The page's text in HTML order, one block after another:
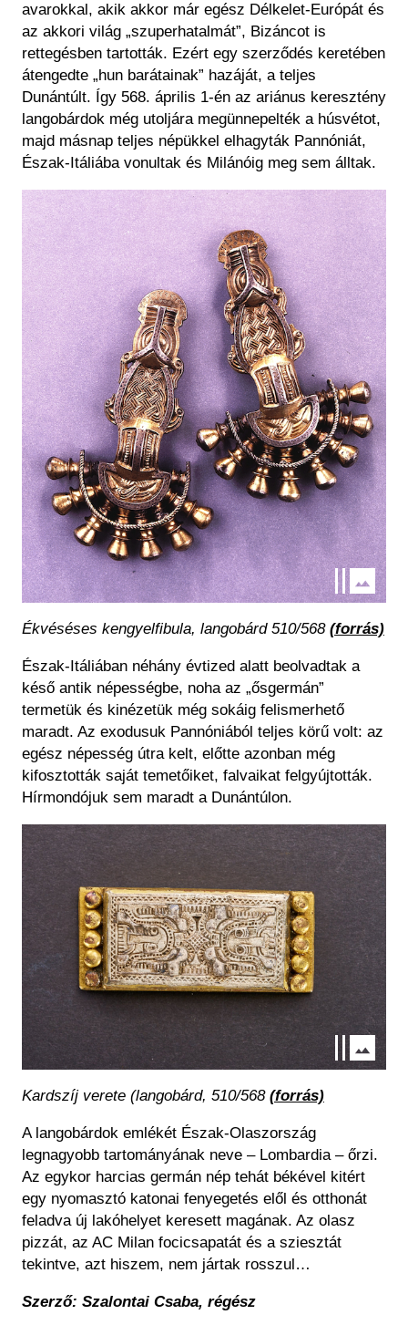
avarokkal, akik akkor már egész Délkelet-Európát és
az akkori világ „szuperhatalmát”, Bizáncot is
rettegésben tartották. Ezért egy szerződés keretében
átengedte „hun barátainak” hazáját, a teljes
Dunántúlt. Így 568. április 1-én az ariánus keresztény
langobárdok még utoljára megünnepelték a húsvétot,
majd másnap teljes népükkel elhagyták Pannóniát,
Észak-Itáliába vonultak és Milánóig meg sem álltak.
Kép
Ékvéséses kengyelfibula, langobárd 510/568 (forrás)
Észak-Itáliában néhány évtized alatt beolvadtak a
késő antik népességbe, noha az „ősgermán”
termetük és kinézetük még sokáig felismerhető
maradt. Az exodusuk Pannóniából teljes körű volt: az
egész népesség útra kelt, előtte azonban még
kifosztották saját temetőiket, falvaikat felgyújtották.
Hírmondójuk sem maradt a Dunántúlon.
Kép
Kardszíj verete (langobárd, 510/568 (forrás)
A langobárdok emlékét Észak-Olaszország
legnagyobb tartományának neve – Lombardia – őrzi.
Az egykor harcias germán nép tehát békével kitért
egy nyomasztó katonai fenyegetés elől és otthonát
feladva új lakóhelyet keresett magának. Az olasz
pizzát, az AC Milan focicsapatát és a sziesztát
tekintve, azt hiszem, nem jártak rosszul…
Szerző: Szalontai Csaba, régész